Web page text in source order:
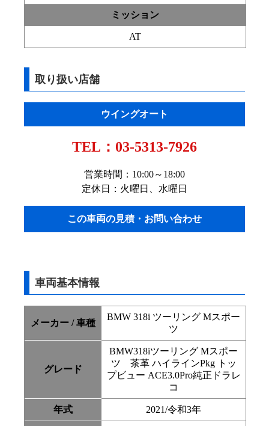
ミッション
AT
取り扱い店舗
ウイングオート
TEL： 03-5313-7926
営業時間：10:00～18:00
定休日：火曜日、水曜日
この車両の見積・お問い合わせ
車両基本情報
メーカー / 車種
BMW 318i ツーリング Mスポー
ツ
グレード
BMW318iツーリング Mスポー
ツ 茶革 ハイラインPkg トッ
プビュー ACE3.0Pro純正ドラレ
コ
年式 2021/令和3年